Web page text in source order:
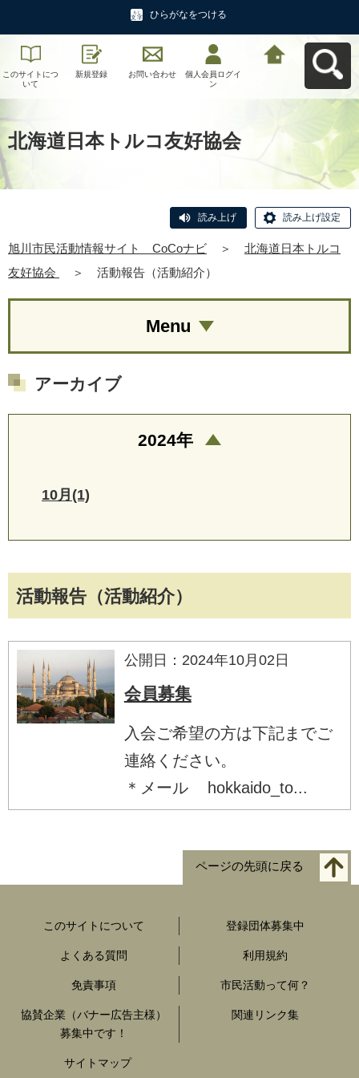
ひらがなをつける
このサイトにつ
いて
新規登録 お問い合わせ
個人会員ログイ
ン
北海道日本トルコ友好協会
読み上げ 読み上げ設定
旭川市民活動情報サイト CoCoナビ ＞
北海道日本トルコ
友好協会
＞ 活動報告（活動紹介）
活動報告（活動紹介）
公開日：2024年10月02日
会員募集
入会ご希望の方は下記までご
連絡ください。
＊メール hokkaido_to...
Menu
アーカイブ
2024年
10月(1)
ページの先頭に戻る
このサイトについて 登録団体募集中
よくある質問 利用規約
免責事項 市民活動って何？
協賛企業（バナー広告主様）
募集中です！
関連リンク集
サイトマップ